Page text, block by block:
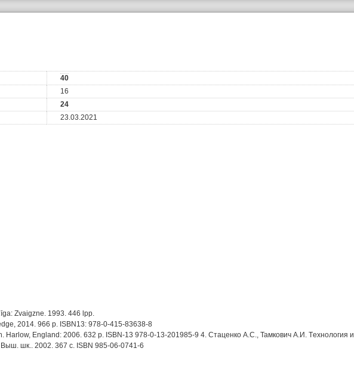
40
16
24
23.03.2021
Zvaigzne. 1993. 446 lpp.
2014. 966 p. ISBN13: 978-0-415-83638-8
England: 2006. 632 p. ISBN-13 978-0-13-201985-9 4. Стаценко А.С., Тамкович А.И. Tехнология и
Выш. шк.. 2002. 367 с. ISBN 985-06-0741-6